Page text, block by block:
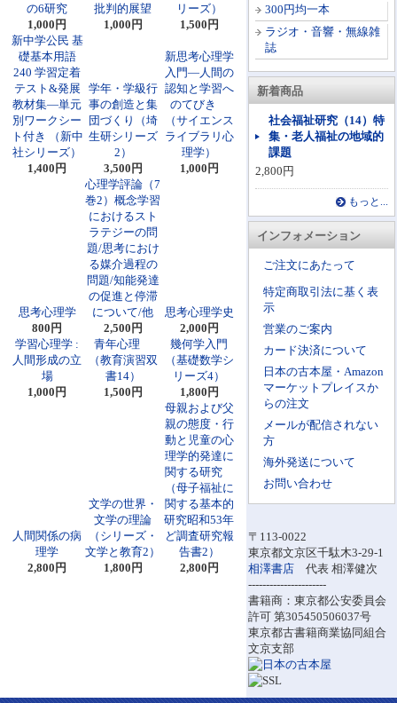
300円均一本
ラジオ・音響・無線雑
誌
新着商品
社会福祉研究（14）特
集・老人福祉の地域的
課題
2,800円
もっと...
インフォメーション
ご注文にあたって
特定商取引法に基く表
示
営業のご案内
カード決済について
日本の古本屋・Amazon
マーケットプレイスか
らの注文
メールが配信されない
方
海外発送について
お問い合わせ
〒113-0022
東京都文京区千駄木3-29-1
相澤書店 代表 相澤健次
----------------------
書籍商：東京都公安委員会
許可 第305450506037号
東京都古書籍商業協同組合
文京支部
の6研究
1,000円
批判的展望
1,000円
リーズ）
1,500円
新中学公民 基
礎基本用語
240 学習定着
テスト&発展
教材集―単元
別ワークシー
ト付き （新中
社シリーズ）
1,400円
学年・学級行
事の創造と集
団づくり（埼
生研シリーズ
2）
3,500円
新思考心理学
入門―人間の
認知と学習へ
のてびき
（サイエンス
ライブラリ心
理学）
1,000円
思考心理学
800円
心理学評論（7
巻2）概念学習
におけるスト
ラテジーの問
題/思考におけ
る媒介過程の
問題/知能発達
の促進と停滞
について/他
2,500円
思考心理学史
2,000円
学習心理学 :
人間形成の立
場
1,000円
青年心理
（教育演習双
書14）
1,500円
幾何学入門
（基礎数学シ
リーズ4）
1,800円
人間関係の病
理学
2,800円
文学の世界・
文学の理論
（シリーズ・
文学と教育2）
1,800円
母親および父
親の態度・行
動と児童の心
理学的発達に
関する研究
（母子福祉に
関する基本的
研究昭和53年
ど調査研究報
告書2）
2,800円